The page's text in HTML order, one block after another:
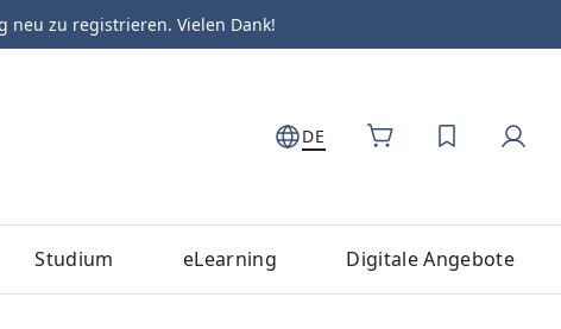
neu zu registrieren. Vielen Dank!
DE DU HAST 0
Studium eLearning Digitale Angebote